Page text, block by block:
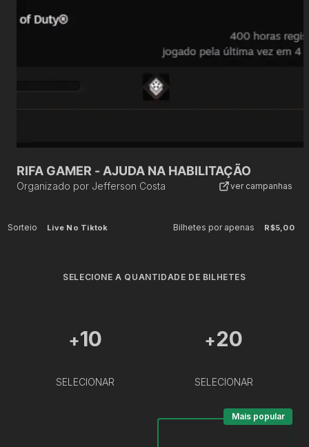
RIFA GAMER - AJUDA NA HABILITAÇÃO
Organizado por Jefferson Costa ver campanhas
Sorteio Live No Tiktok Bilhetes por apenas R$5,00
SELECIONE A QUANTIDADE DE BILHETES
+10
SELECIONAR
+20
SELECIONAR
Mais popular